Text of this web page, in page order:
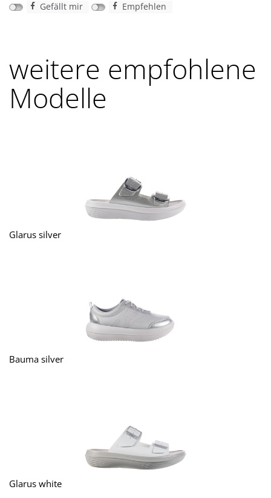
Gefällt mir Empfehlen
weitere empfohlene
Modelle
Glarus silver
Bauma silver
Glarus white